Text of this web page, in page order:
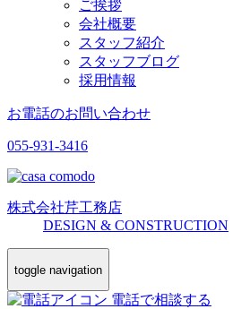
ご挨拶
会社概要
スタッフ紹介
スタッフブログ
採用情報
お電話のお問い合わせ
055-931-3416
株式会社芹工務店
DESIGN & CONSTRUCTION
toggle navigation
電話で相談する